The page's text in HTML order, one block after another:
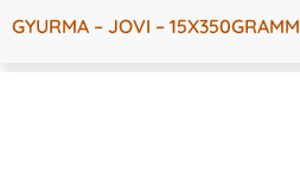
GYURMA – JOVI – 15X350GRAMM